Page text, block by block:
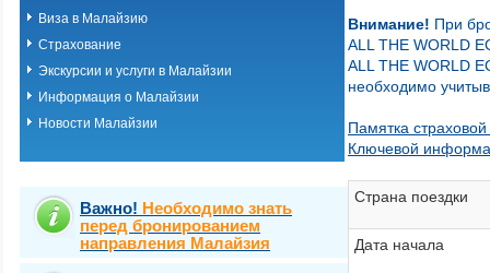
Виза в Малайзию
Страхование
Экскурсии и услуги в Малайзии
Информация о Малайзии
Новости Малайзии
Важно! Необходимо знать
перед бронированием
направления Малайзия
Внимание! При
ALL THE WORLD
ALL THE WORLD
необходимо
Памятка
Ключевой
Страна поездки
Дата начала